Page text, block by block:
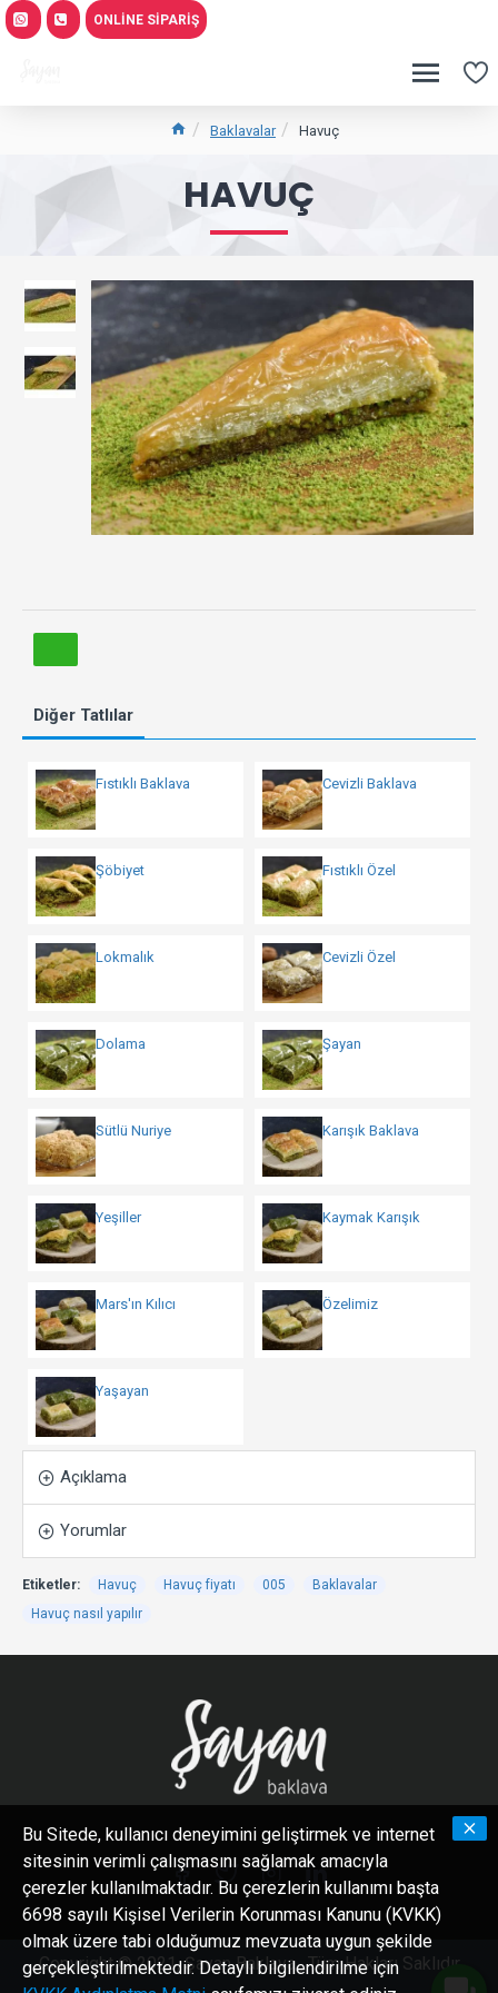
ONLINE SIPARIŞ
Baklavalar Havuç
HAVUÇ
Diğer Tatlılar
Fıstıklı Baklava Cevizli Baklava
Şöbiyet Fıstıklı Özel
Lokmalık Cevizli Özel
Dolama Şayan
Sütlü Nuriye Karışık Baklava
Yeşiller Kaymak Karışık
Mars'ın Kılıcı Özelimiz
Yaşayan
Açıklama
Yorumlar
Etiketler: Havuç Havuç fiyatı 005
Baklavalar
Havuç nasıl yapılır
Copyright © 2021, Şayan Baklava , Tüm Hakları Saklıdır
Bu Sitede, kullanıcı deneyimini geliştirmek ve internet
sitesinin verimli çalışmasını sağlamak amacıyla
çerezler kullanılmaktadır. Bu çerezlerin kullanımı başta
6698 sayılı Kişisel Verilerin Korunması Kanunu (KVKK)
olmak üzere tabi olduğumuz mevzuata uygun şekilde
gerçekleştirilmektedir. Detaylı bilgilendirilme için